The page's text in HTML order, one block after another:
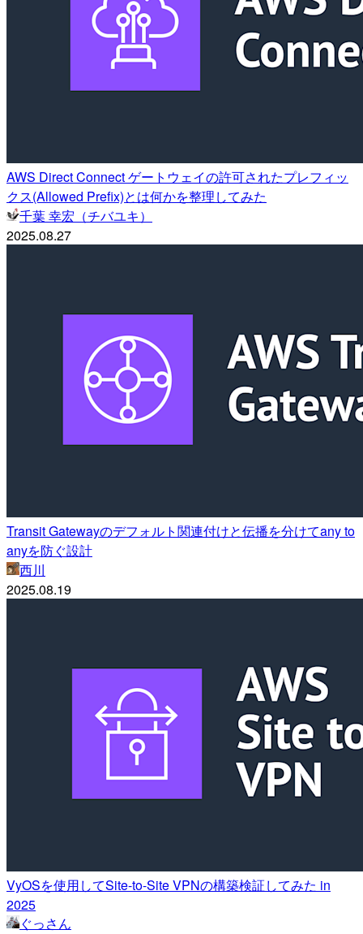
AWS Direct Connect ゲートウェイの許可されたプレフィッ
クス(Allowed Prefix)とは何かを整理してみた
千葉 幸宏（チバユキ）
2025.08.27
Transit Gatewayのデフォルト関連付けと伝播を分けてany to
anyを防ぐ設計
西川
2025.08.19
VyOSを使用してSite-to-Site VPNの構築検証してみた in
2025
ぐっさん